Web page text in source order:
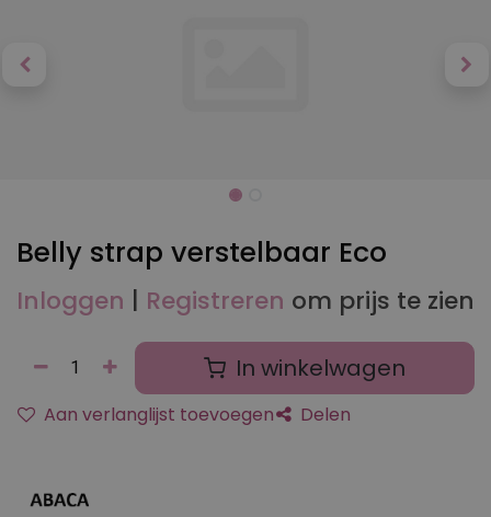
Belly strap verstelbaar Eco
Inloggen Registreren om prijs te zien
In winkelwagen
Aan verlanglijst toevoegen Delen